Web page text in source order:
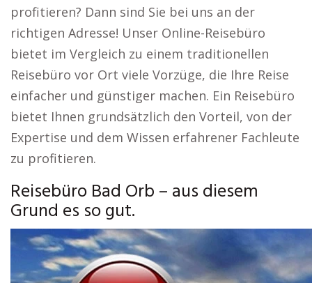
profitieren? Dann sind Sie bei uns an der
richtigen Adresse! Unser Online-Reisebüro
bietet im Vergleich zu einem traditionellen
Reisebüro vor Ort viele Vorzüge, die Ihre Reise
einfacher und günstiger machen. Ein Reisebüro
bietet Ihnen grundsätzlich den Vorteil, von der
Expertise und dem Wissen erfahrener Fachleute
zu profitieren.
Reisebüro Bad Orb – aus diesem
Grund es so gut.